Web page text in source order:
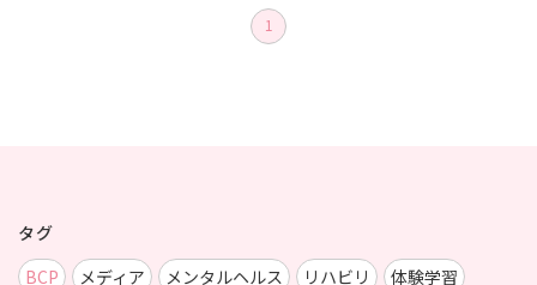
1
タグ
BCP
メディア メンタルヘルス リハビリ
体験学習